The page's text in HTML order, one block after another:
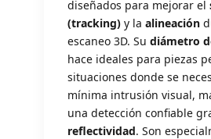
diseñados para mejorar el
(tracking) y la alineación
escaneo 3D. Su diámetro
hace ideales para piezas
situaciones donde se
mínima intrusión visual,
una detección confiable
reflectividad. Son